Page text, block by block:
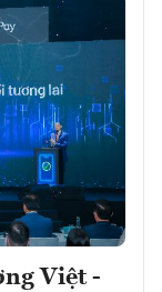
Việt -